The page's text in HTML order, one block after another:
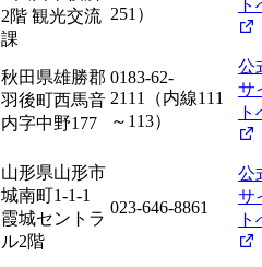
2階 観光交流
課
251）
ト
秋田県雄勝郡
羽後町西馬音
内字中野177
0183-62-
2111（内線111
～113）
公
サ
ト
山形県山形市
城南町1-1-1
霞城セントラ
ル2階
023-646-8861
公
サ
ト